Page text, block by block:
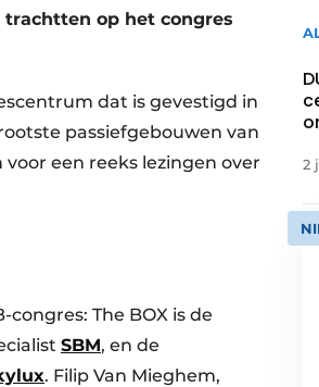
op het congres
dat is gevestigd in
passiefgebouwen van
een reeks lezingen over
The BOX is de
SBM, en de
. Filip Van Mieghem,
2